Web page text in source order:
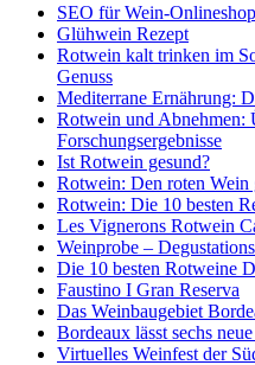
SEO für Wein-
Glühwein Rezept
Rotwein kalt trinken im
Genuss
Mediterrane Ernährung:
Rotwein und Abnehmen:
Forschungsergebnisse
Ist Rotwein gesund?
Rotwein: Den roten Wein
Rotwein: Die 10 besten
Les Vignerons Rotwein
Weinprobe –
Die 10 besten Rotweine
Faustino I Gran Reserva
Das Weinbaugebiet
Bordeaux lässt sechs
Virtuelles Weinfest der